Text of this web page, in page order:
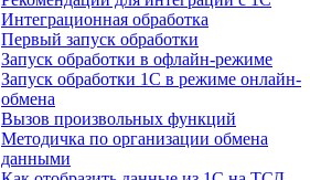
Интеграционная обработка
Первый запуск обработки
Запуск обработки в офлайн-режиме
Запуск обработки 1С в режиме онлайн-
обмена
Вызов произвольных функций
Методичка по организации обмена
данными